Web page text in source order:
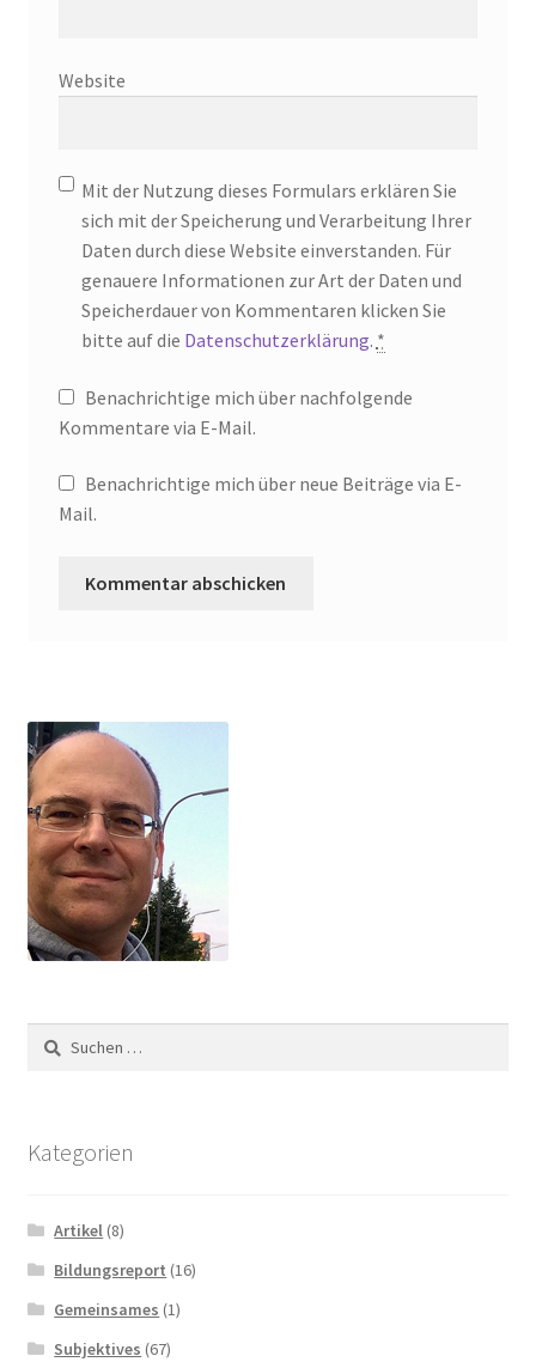
Website
Mit der Nutzung dieses Formulars erklären Sie
sich mit der Speicherung und Verarbeitung Ihrer
Daten durch diese Website einverstanden. Für
genauere Informationen zur Art der Daten und
Speicherdauer von Kommentaren klicken Sie
bitte auf die Datenschutzerklärung. *
Benachrichtige mich über nachfolgende
Kommentare via E-Mail.
Benachrichtige mich über neue Beiträge via E-
Mail.
Suchen
nach:
Kategorien
Artikel (8)
Bildungsreport (16)
Gemeinsames (1)
Subjektives (67)